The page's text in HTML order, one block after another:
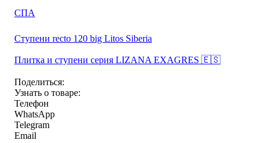
СПА
Ступени recto 120 big Litos Siberia
Плитка и ступени серия LIZANA EXAGRES 🇪🇸
Поделиться:
Узнать о товаре:
Телефон
WhatsApp
Telegram
Email